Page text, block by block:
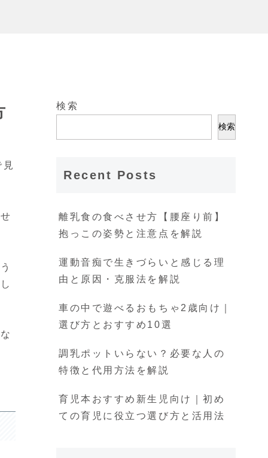
検索
検索
Recent Posts
離乳食の食べさせ方【腰座り前】
抱っこの姿勢と注意点を解説
運動音痴で生きづらいと感じる理
由と原因・克服法を解説
車の中で遊べるおもちゃ2歳向け｜
選び方とおすすめ10選
調乳ポットいらない？必要な人の
特徴と代用方法を解説
育児本おすすめ新生児向け｜初め
ての育児に役立つ選び方と活用法